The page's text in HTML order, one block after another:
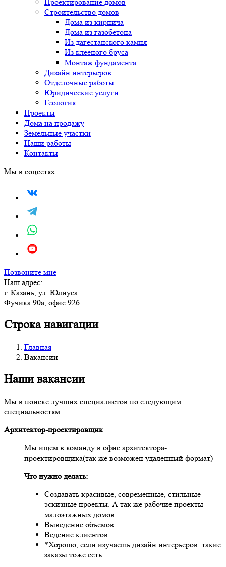
Строительство домов
Дома из кирпича
Дома из газобетона
Из дагестанского камня
Из клееного бруса
Монтаж фундамента
Дизайн интерьеров
Отделочные работы
Юридические услуги
Геология
Проекты
Дома на продажу
Земельные участки
Наши работы
Контакты
Мы в соцсетях:
Позвоните мне
Наш адрес:
г. Казань, ул. Юлиуса
Фучика 90а, офис 926
Строка навигации
Главная
Вакансии
Наши вакансии
Мы в поиске лучших специалистов по следующим
специальностям:
Архитектор-проектировщик
Мы ищем в команду в офис архитектора-
проектировщика(так же возможен удаленный формат)
Что нужно делать:
Создавать красивые, современные, стильные
эскизные проекты. А так же рабочие проекты
малоэтажных домов
Выведение объёмов
Ведение клиентов
*Хорошо, если изучаешь дизайн интерьеров. такие
заказы тоже есть.